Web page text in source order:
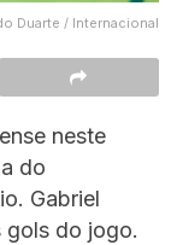
Duarte / Internacional
neste
do
Gabriel
gols do jogo.